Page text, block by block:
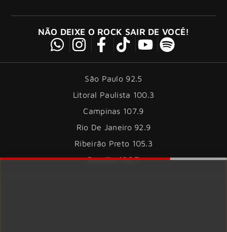
NÃO DEIXE O ROCK SAIR DE VOCÊ!
São Paulo 92.5
Litoral Paulista 100.3
Campinas 107.9
Rio De Janeiro 92.9
Ribeirão Preto 105.3
Brasília 106.7